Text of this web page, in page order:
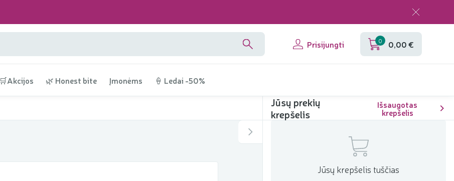
Prisijungti 0 0,00 €
🛒Akcijos 🌿 Honest bite Įmonėms 🍦 Ledai -50%
Jūsų prekių
krepšelis
Išsaugotas
krepšelis
Jūsų krepšelis tuščias